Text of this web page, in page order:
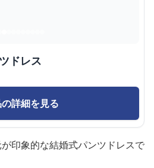
ドレス
詳細を見る
印象的な結婚式パンツドレスで